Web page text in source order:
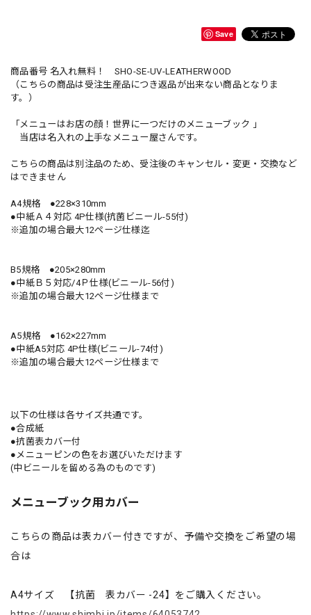
Save
商品番号 名入れ無料！ SHO-SE-UV-LEATHERWOOD
（こちらの商品は受注生産品につき返品が出来ない商品となりま
す。）
「メニューはお店の顔！世界に一つだけのメニューブック 」
当店は名入れの上手なメニュー屋さんです。
こちらの商品は別注品のため、受注後のキャンセル・変更・交換など
はできません
A4規格 ●228×310mm
●中紙Ａ４対応 4P仕様(抗菌ビニール-55付)
※追加の場合最大12ページ仕様迄
B5規格 ●205×280mm
●中紙Ｂ５対応/4Ｐ仕様(ビニール-56付)
※追加の場合最大12ページ仕様まで
A5規格 ●162×227mm
●中紙A5対応 4P仕様(ビニール-74付)
※追加の場合最大12ページ仕様まで
以下の仕様は各サイズ共通です。
●合成紙
●抗菌表カバー付
●メニューピンの色をお選びいただけます
(中ビニールを留める為のものです)
メニューブック用カバー
こちらの商品は表カバー付きですが、予備や交換をご希望の場
合は
A4サイズ 【抗菌 表カバー -24】をご購入ください。